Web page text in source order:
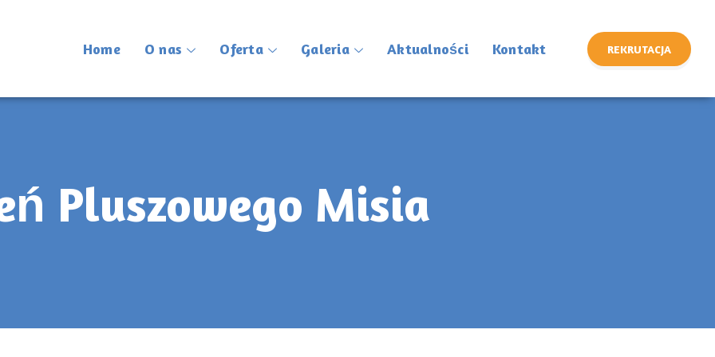
Home O nas Oferta Galeria Aktualności Kontakt REKRUTACJA
Pluszowego Misia